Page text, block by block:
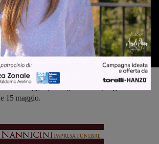
state fissate:si partirà il 24 aprile
, quindi si
maggio per le gare andata,
15 maggio.